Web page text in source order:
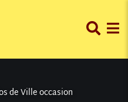
de Ville occasion